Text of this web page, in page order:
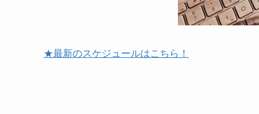
★最新のスケジュールはこちら！